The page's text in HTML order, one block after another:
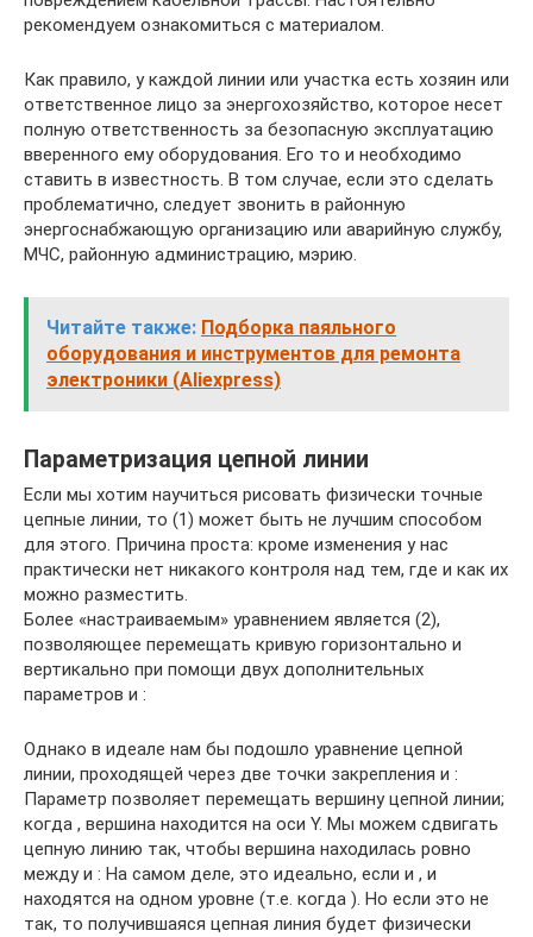
рекомендуем ознакомиться с материалом.
Как правило, у каждой линии или участка есть хозяин или
ответственное лицо за энергохозяйство, которое несет
полную ответственность за безопасную эксплуатацию
вверенного ему оборудования. Его то и необходимо
ставить в известность. В том случае, если это сделать
проблематично, следует звонить в районную
энергоснабжающую организацию или аварийную службу,
МЧС, районную администрацию, мэрию.
Читайте также: Подборка паяльного
оборудования и инструментов для ремонта
электроники (Aliexpress)
Параметризация цепной линии
Если мы хотим научиться рисовать физически точные
цепные линии, то (1) может быть не лучшим способом
для этого. Причина проста: кроме изменения у нас
практически нет никакого контроля над тем, где и как их
можно разместить.
Более «настраиваемым» уравнением является (2),
позволяющее перемещать кривую горизонтально и
вертикально при помощи двух дополнительных
параметров и :
Однако в идеале нам бы подошло уравнение цепной
линии, проходящей через две точки закрепления и :
Параметр позволяет перемещать вершину цепной линии;
когда , вершина находится на оси Y. Мы можем сдвигать
цепную линию так, чтобы вершина находилась ровно
между и : На самом деле, это идеально, если и , и
находятся на одном уровне (т.е. когда ). Но если это не
так, то получившаяся цепная линия будет физически